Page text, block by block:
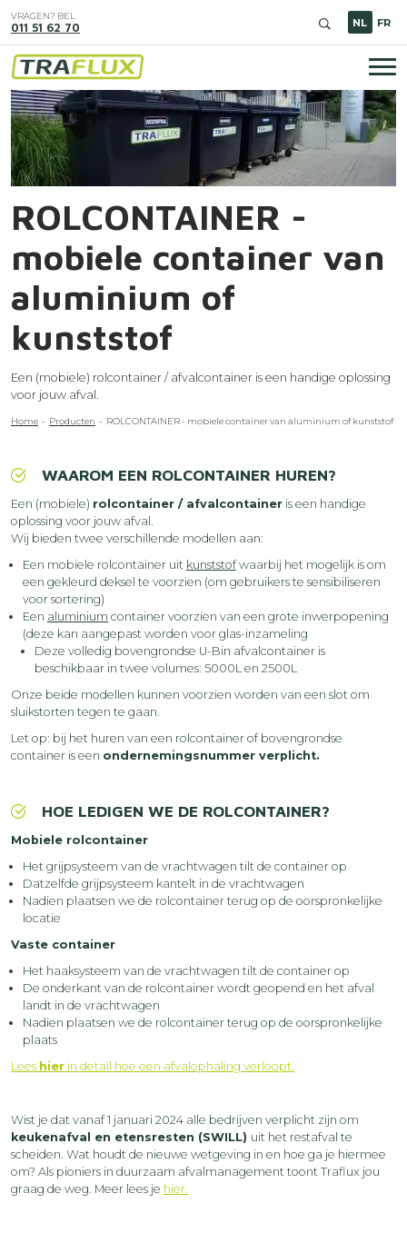
en
naar
de
inhoud
gaan
VRAGEN? BEL
011 51 62 70 NL FR
Image
ROLCONTAINER -
mobiele container van
aluminium of
kunststof
Een (mobiele) rolcontainer / afvalcontainer is een handige oplossing
voor jouw afval.
Kruimelpad
Home Producten ROLCONTAINER - mobiele container van aluminium of kunststof
WAAROM EEN ROLCONTAINER HUREN?
Een (mobiele) rolcontainer / afvalcontainer is een handige
oplossing voor jouw afval.
Wij bieden twee verschillende modellen aan:
Een mobiele rolcontainer uit kunststofwaarbij het mogelijk is om
een gekleurd deksel te voorzien (om gebruikers te sensibiliseren
voor sortering)
Een aluminium container voorzien van een grote inwerpopening
(deze kan aangepast worden voor glas-inzameling
Deze volledig bovengrondse U-Bin afvalcontainer is
beschikbaar in twee volumes: 5000L en 2500L
Onze beide modellen kunnen voorzien worden van een slot om
sluikstorten tegen te gaan.
Let op: bij het huren van een rolcontainer of bovengrondse
container is een ondernemingsnummer verplicht.
HOE LEDIGEN WE DE ROLCONTAINER?
Mobiele rolcontainer
Het grijpsysteem van de vrachtwagen tilt de container op
Datzelfde grijpsysteem kantelt in de vrachtwagen
Nadien plaatsen we de rolcontainer terug op de oorspronkelijke
locatie
Vaste container
Het haaksysteem van de vrachtwagen tilt de container op
De onderkant van de rolcontainer wordt geopend en het afval
landt in de vrachtwagen
Nadien plaatsen we de rolcontainer terug op de oorspronkelijke
plaats
Lees hier in detail hoe een afvalophaling verloopt.
Wist je dat vanaf 1 januari 2024 alle bedrijven verplicht zijn om
keukenafval en etensresten (SWILL) uit het restafval te
scheiden. Wat houdt de nieuwe wetgeving in en hoe ga je hiermee
om? Als pioniers in duurzaam afvalmanagement toont Traflux jou
graag de weg. Meer lees je hier.